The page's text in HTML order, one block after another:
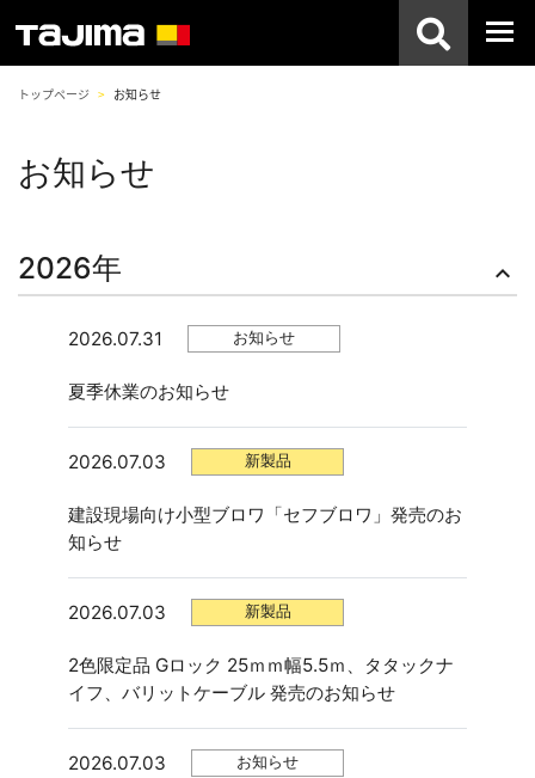
トップページ お知らせ
お知らせ
2026年 keyboard_arrow_up
2026.07.31 お知らせ
夏季休業のお知らせ
2026.07.03 新製品
建設現場向け小型ブロワ「セフブロワ」発売のお
知らせ
2026.07.03 新製品
2色限定品 Gロック 25ｍｍ幅5.5ｍ、タタックナ
イフ、バリットケーブル 発売のお知らせ
2026.07.03 お知らせ